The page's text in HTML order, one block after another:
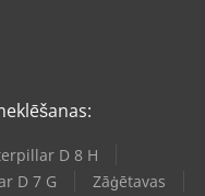
D 8 H
D 7 G
Zāģētavas